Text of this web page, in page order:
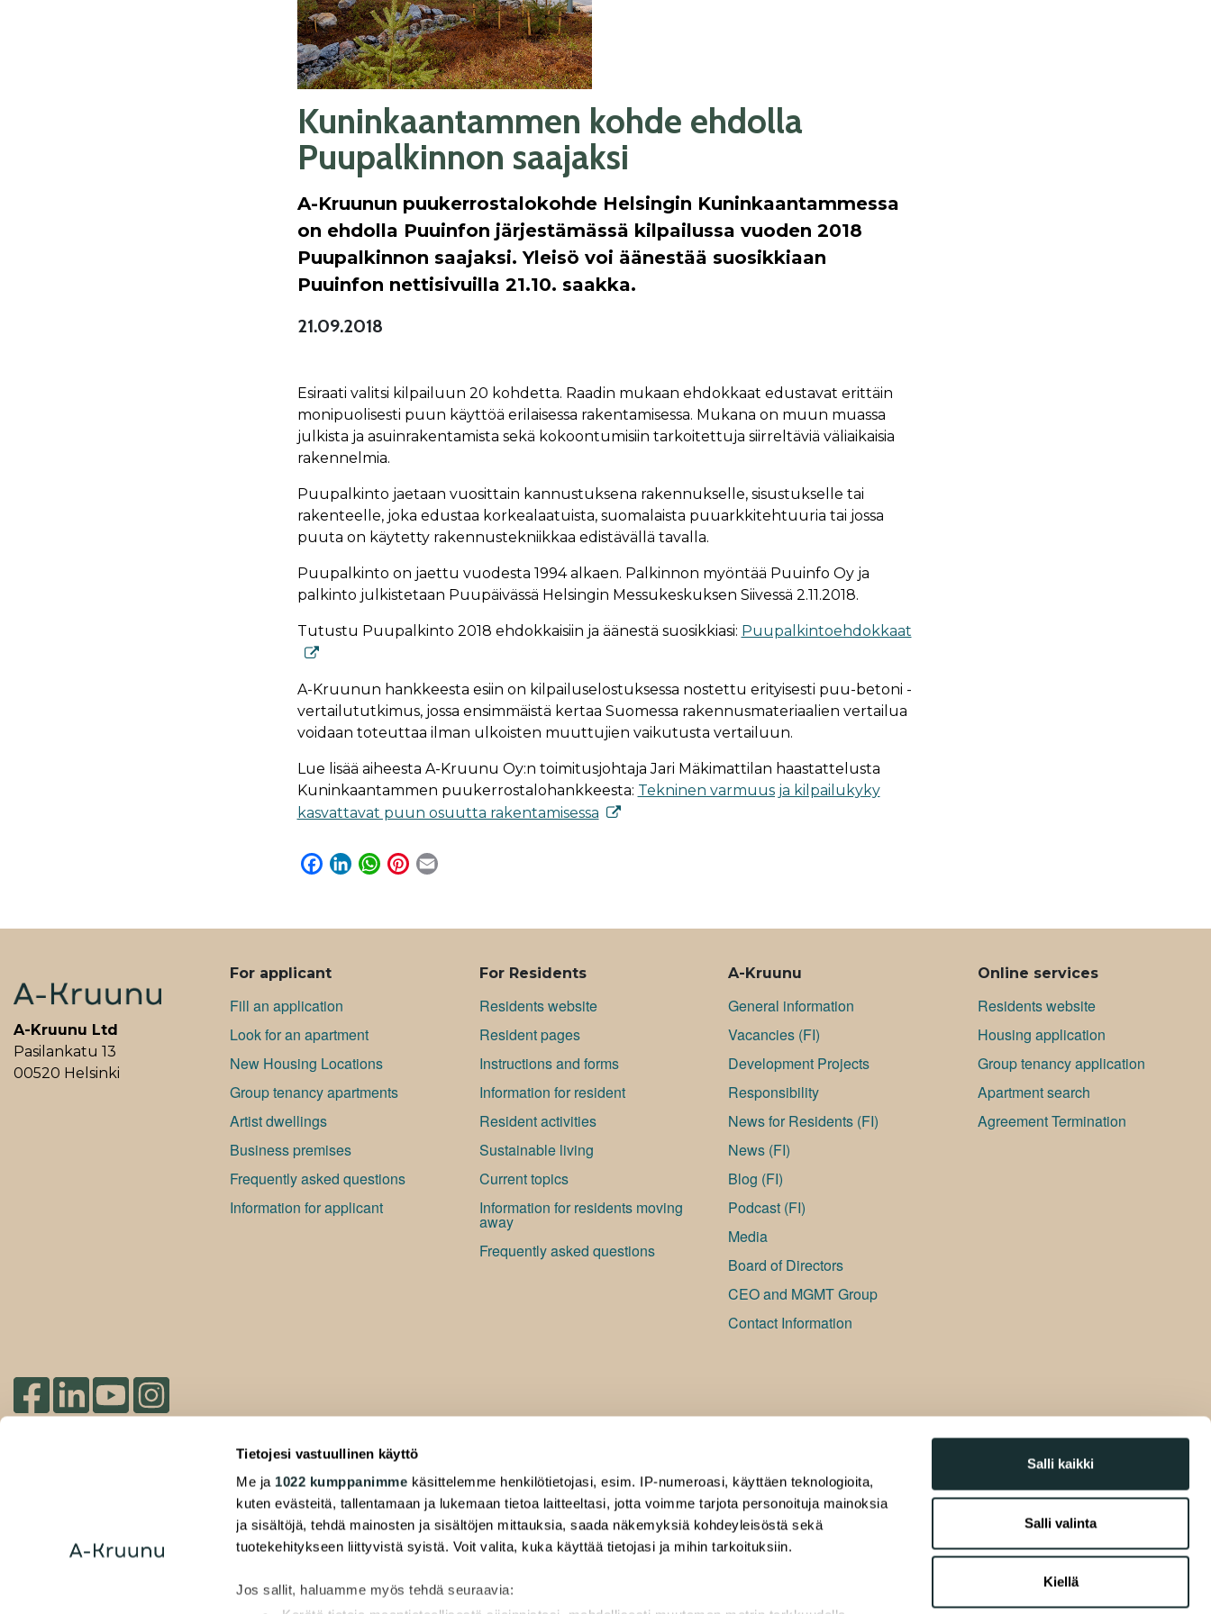
Tietojesi vastuullinen käyttö
Me ja 1022 kumppanimme käsittelemme henkilötietojasi, esim. IP-numeroasi, käyttäen teknologioita,
kuten evästeitä, tallentamaan ja lukemaan tietoa laitteeltasi, jotta voimme tarjota personoituja mainoksia
ja sisältöjä, tehdä mainosten ja sisältöjen mittauksia, saada näkemyksiä kohdeyleisöstä sekä
tuotekehitykseen liittyvistä syistä. Voit valita, kuka käyttää tietojasi ja mihin tarkoituksiin.
Jos sallit, haluamme myös tehdä seuraavia:
Salli kaikki
Salli valinta
Kiellä
Kuninkaantammen kohde ehdolla
Puupalkinnon saajaksi
A-Kruunun puukerrostalokohde Helsingin Kuninkaantammessa
on ehdolla Puuinfon järjestämässä kilpailussa vuoden 2018
Puupalkinnon saajaksi. Yleisö voi äänestää suosikkiaan
Puuinfon nettisivuilla 21.10. saakka.
21.09.2018
Esiraati valitsi kilpailuun 20 kohdetta. Raadin mukaan ehdokkaat edustavat erittäin
monipuolisesti puun käyttöä erilaisessa rakentamisessa. Mukana on muun muassa
julkista ja asuinrakentamista sekä kokoontumisiin tarkoitettuja siirreltäviä väliaikaisia
rakennelmia.
Puupalkinto jaetaan vuosittain kannustuksena rakennukselle, sisustukselle tai
rakenteelle, joka edustaa korkealaatuista, suomalaista puuarkkitehtuuria tai jossa
puuta on käytetty rakennustekniikkaa edistävällä tavalla.
Puupalkinto on jaettu vuodesta 1994 alkaen. Palkinnon myöntää Puuinfo Oy ja
palkinto julkistetaan Puupäivässä Helsingin Messukeskuksen Siivessä 2.11.2018.
Tutustu Puupalkinto 2018 ehdokkaisiin ja äänestä suosikkiasi: Puupalkintoehdokkaat
A-Kruunun hankkeesta esiin on kilpailuselostuksessa nostettu erityisesti puu-betoni -
vertailututkimus, jossa ensimmäistä kertaa Suomessa rakennusmateriaalien vertailua
voidaan toteuttaa ilman ulkoisten muuttujien vaikutusta vertailuun.
Lue lisää aiheesta A-Kruunu Oy:n toimitusjohtaja Jari Mäkimattilan haastattelusta
Kuninkaantammen puukerrostalohankkeesta: Tekninen varmuus ja kilpailukyky
kasvattavat puun osuutta rakentamisessa
F
e
o
k
L
k
W
t
P
t
E
i
A-Kruunu Ltd
Pasilankatu 13
00520 Helsinki
ALAVALIKKO
For applicant
Fill an application
Look for an apartment
New Housing Locations
Group tenancy apartments
Artist dwellings
Bu­si­ness premises
Frequently asked questions
Information for applicant
For Residents
Residents website
Resident pages
Instructions and forms
Information for resident
Resident activities
Sustainable living
Current topics
Information for residents moving
away
Frequently asked questions
A-Kruunu
General information
Va­can­cies (FI)
Development Projects
Responsibility
News for Residents (FI)
News (FI)
Blog (FI)
Podcast (FI)
Media
Board of Directors
CEO and MGMT Group
Contact Information
Online services
Residents website
Housing application
Group tenancy application
Apartment search
Agreement Termination
2026 Duuilo Oy – © A-Kruunu Oy –